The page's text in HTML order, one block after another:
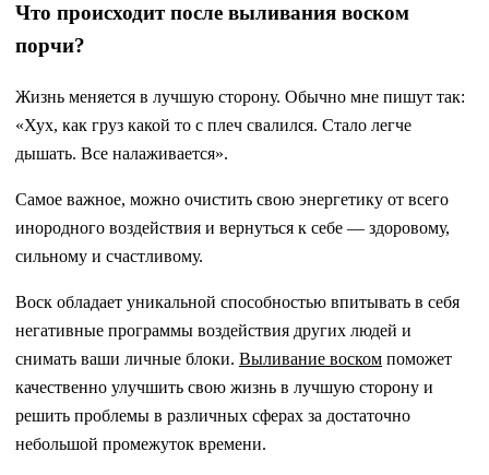
Что происходит после выливания воском
порчи?
Жизнь меняется в лучшую сторону. Обычно мне пишут так:
«Хух, как груз какой то с плеч свалился. Стало легче
дышать. Все налаживается».
Самое важное, можно очистить свою энергетику от всего
инородного воздействия и вернуться к себе — здоровому,
сильному и счастливому.
Воск обладает уникальной способностью впитывать в себя
негативные программы воздействия других людей и
снимать ваши личные блоки. Выливание воском поможет
качественно улучшить свою жизнь в лучшую сторону и
решить проблемы в различных сферах за достаточно
небольшой промежуток времени.